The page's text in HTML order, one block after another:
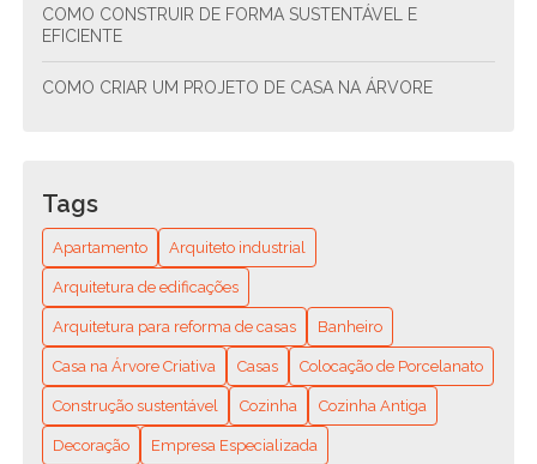
COMO CONSTRUIR DE FORMA SUSTENTÁVEL E
EFICIENTE
COMO CRIAR UM PROJETO DE CASA NA ÁRVORE
COMO CRIAR UM PROJETO DE CONDOMÍNIO
RESIDENCIAL SUSTENTÁVEL E FUNCIONAL
COMO ENCONTRAR O ENCANADOR MAIS PRÓXIMO DE
VOCÊ? GUIA COMPLETO PARA RESOLVER SEUS
PROBLEMAS HIDRÁULICOS RÁPIDO E FÁCIL
COMO ENCONTRAR O MELHOR ENCANADOR
RESIDENCIAL PERTO DE MIM: DICAS E RECOMENDAÇÕES
COMO ESCOLHER A MELHOR EMPRESA DE REFORMA DE
Tags
Apartamento Arquiteto industrial
Arquitetura de edificações
Arquitetura para reforma de casas Banheiro
Casa na Árvore Criativa Casas Colocação de Porcelanato
Construção sustentável Cozinha Cozinha Antiga
Decoração Empresa Especializada